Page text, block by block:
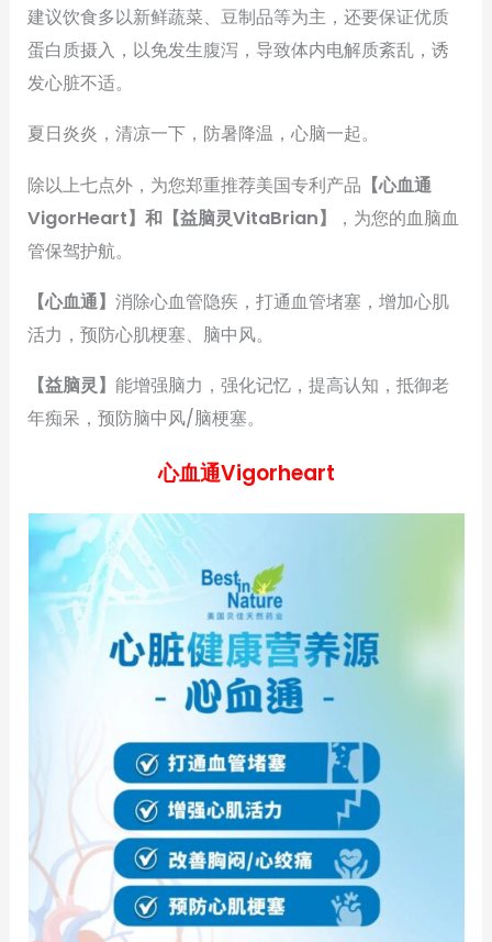
建议饮食多以新鲜蔬菜、豆制品等为主，还要保证优质
蛋白质摄入，以免发生腹泻，导致体内电解质紊乱，诱
发心脏不适。
夏日炎炎，清凉一下，防暑降温，心脑一起。
除以上七点外，为您郑重推荐美国专利产品 【心血通
VigorHeart】和【益脑灵VitaBrian】
，为您的血脑血
管保驾护航。
【心血通】消除心血管隐疾，打通血管堵塞，增加心肌
活力，预防心肌梗塞、脑中风。
【益脑灵】能增强脑力，强化记忆，提高认知，抵御老
年痴呆，预防脑中风/脑梗塞。
心血通Vigorheart